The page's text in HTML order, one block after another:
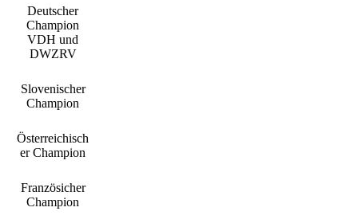
Deutscher
Champion
VDH und
DWZRV
Slovenischer
Champion
Österreichisch
er Champion
Französicher
Champion